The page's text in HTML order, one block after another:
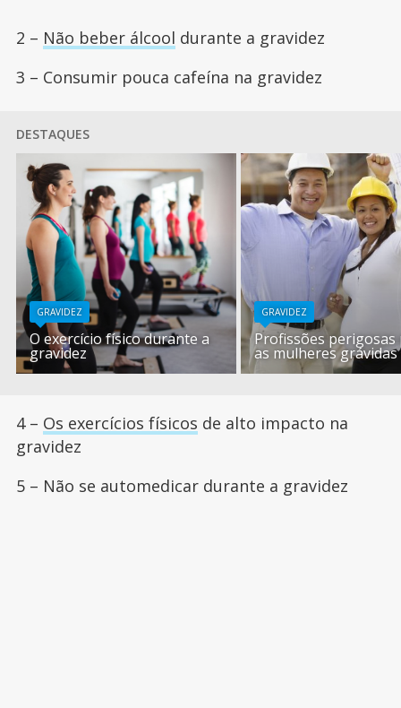
2 – Não beber álcool durante a gravidez
3 – Consumir pouca cafeína na gravidez
DESTAQUES
GRAVIDEZ
O exercício físico durante a
gravidez
GRAVIDEZ
Profissões perigosas
as mulheres grávidas
4 – Os exercícios físicos de alto impacto na
gravidez
5 – Não se automedicar durante a gravidez